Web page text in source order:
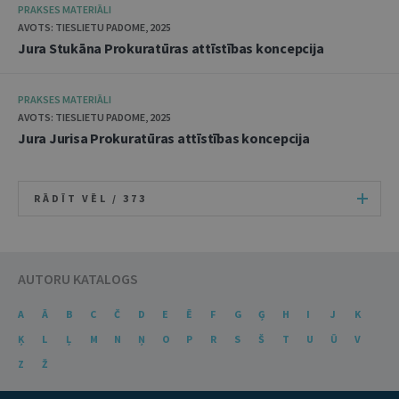
PRAKSES MATERIĀLI
AVOTS: TIESLIETU PADOME, 2025
Jura Stukāna Prokuratūras attīstības koncepcija
PRAKSES MATERIĀLI
AVOTS: TIESLIETU PADOME, 2025
Jura Jurisa Prokuratūras attīstības koncepcija
RĀDĪT VĒL / 373
AUTORU KATALOGS
A Ā B C Č D E Ē F G Ģ H I J
K
Ķ
L Ļ M N Ņ O P R S Š T U Ū
V
Z
Ž